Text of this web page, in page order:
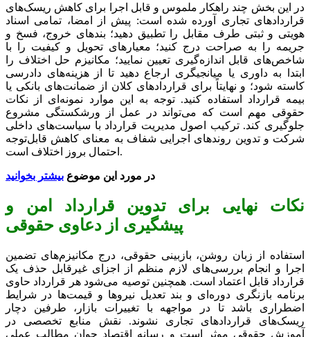
در این بخش چند راهکار ملموس و قابل اجرا برای کاهش ریسک‌های
قراردادهای تجاری آورده شده است: پیش از امضا، تمامی اسناد
هویتی و ثبتی طرف مقابل را تطبیق دهید؛ بندهای خروج، فسخ و
جریمه را به صراحت درج کنید؛ معیارهای تحویل و کیفیت را با
شاخص‌های قابل اندازه‌گیری تعیین نمایید؛ مکانیزم حل اختلاف را
ابتدا به داوری یا میانجیگری ارجاع دهید تا از هزینه‌های دادرسی
کاسته شود؛ و نهایتاً برای قراردادهای کلان از ضمانت‌های بانکی یا
بیمه قرارداد استفاده کنید. توجه به این موارد نمونه‌ای از نکات
حقوقی مهم است که می‌تواند در عمل از ورشکستگی مشروع
جلوگیری کند. ترکیب اصول مدیریت قرارداد با سیاست‌های داخلی
شرکت و تدوین روندهای اجرایی شفاف به معنای کاهش قابل‌توجه
احتمال بروز اختلاف است.
در مورد این موضوع بیشتر بخوانید
نکات نهایی برای تدوین قرارداد امن و
پیشگیری از دعاوی حقوقی
استفاده از زبان روشن، بازبینی حقوقی، درج مکانیزم‌های تضمین
اجرا و انجام بررسی‌های لازم منظم از اجزای غیرقابل حذف یک
قرارداد قابل اعتماد است. همچنین توصیه می‌شود هر قرارداد حاوی
برنامه بازنگری دوره‌ای و بند تعدیل نیروها و قیمت‌ها در شرایط
اضطراری باشد تا در مواجهه با تغییرات بازار، طرفین دچار
ریسک‌های قراردادهای تجاری نشوند. نقش منابع تخصصی در
آموزش حقوقی موثر است و رسانه اقتصاد جوان مطالب عملی